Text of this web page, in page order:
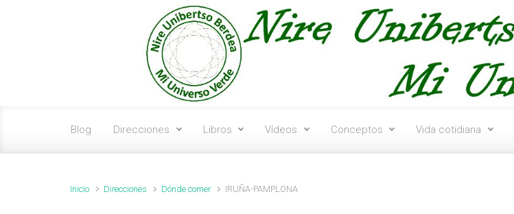
Blog Direcciones Libros Vídeos Conceptos Vida cotidiana
Inicio Direcciones Dónde comer IRUÑA-PAMPLONA